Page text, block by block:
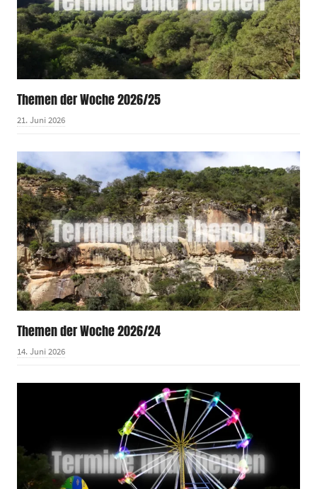
Themen der Woche 2026/25
21. Juni 2026
Themen der Woche 2026/24
14. Juni 2026